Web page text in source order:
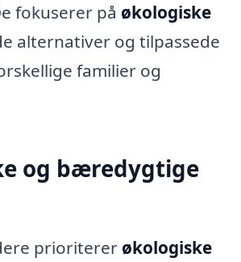
fokuserer på økologiske
alternativer og tilpassede
familier og
og bæredygtige
prioriterer økologiske